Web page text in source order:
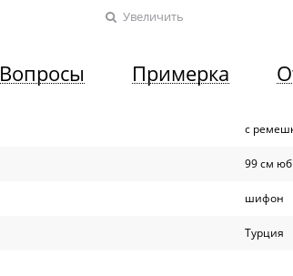
Увеличить
Вопросы Примерка
с
99 см
шифон
Турция